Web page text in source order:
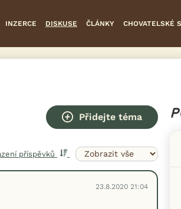
INZERCE DISKUSE ČLÁNKY CHOVATELSKÉ
Přidejte téma
příspěvků
23.8.2020 21:04